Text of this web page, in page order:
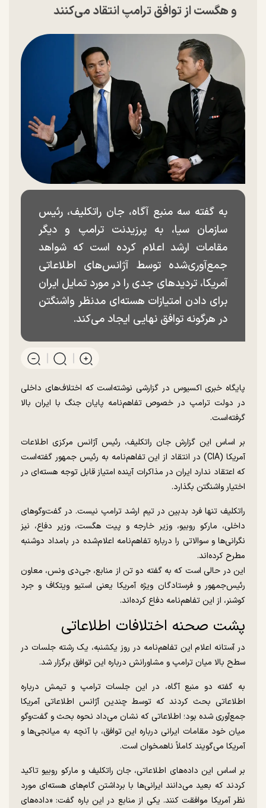
و هگست از توافق ترامپ انتقاد می‌کنند
به گفته سه منبع آگاه، جان راتکلیف، رئیس
سازمان سیا، به پرزیدنت ترامپ و دیگر
مقامات ارشد اعلام کرده است که شواهد
جمع‌آوری‌شده توسط آژانس‌های اطلاعاتی
آمریکا، تردید‌های جدی را در مورد تمایل ایران
برای دادن امتیازات هسته‌ای مدنظر واشنگتن
در هرگونه توافق نهایی ایجاد می‌کند.
پایگاه خبری اکسیوس در گزارشی نوشته‌است که اختلاف‌های داخلی
در دولت ترامپ در خصوص تفاهم‌نامه پایان جنگ با ایران بالا
گرفته‌است.
بر اساس این گزارش جان راتکلیف، رئیس آژانس مرکزی اطلاعات
آمریکا (CIA) در انتقاد از این تفاهم‌نامه به رئیس جمهور گفته‌است
که اعتقاد ندارد ایران در مذاکرات آینده امتیاز قابل توجه هسته‌ای در
اختیار واشنگتن بگذارد.
راتکلیف تنها فرد بدبین در تیم ارشد ترامپ نیست. در گفت‌و‌گو‌های
داخلی، مارکو روبیو، وزیر خارجه و پیت هگست، وزیر دفاع، نیز
نگرانی‌ها و سوالاتی را درباره تفاهم‌نامه اعلام‌شده در بامداد دوشنبه
مطرح کرده‌اند.
این در حالی است که به گفته دو تن از منابع، جی‌دی ونس، معاون
رئیس‌جمهور و فرستادگان ویژه آمریکا یعنی استیو ویتکاف و جرد
کوشنر، از این تفاهم‌نامه دفاع کرده‌اند.
پشت صحنه اختلافات اطلاعاتی
در آستانه اعلام این تفاهم‌نامه در روز یکشنبه، یک رشته جلسات در
سطح بالا میان ترامپ و مشاورانش درباره این توافق برگزار شد.
به گفته دو منبع آگاه، در این جلسات ترامپ و تیمش درباره
اطلاعاتی بحث کردند که توسط چندین آژانس اطلاعاتی آمریکا
جمع‌آوری شده بود؛ اطلاعاتی که نشان می‌داد نحوه بحث و گفت‌و‌گو
میان خود مقامات ایرانی درباره این توافق، با آنچه به میانجی‌ها و
آمریکا می‌گویند کاملاً ناهمخوان است.
بر اساس این داده‌های اطلاعاتی، جان راتکلیف و مارکو روبیو تاکید
کردند که بعید می‌دانند ایرانی‌ها با برداشتن گام‌های هسته‌ای مورد
نظر آمریکا موافقت کنند. یکی از منابع در این باره گفت: «داده‌های